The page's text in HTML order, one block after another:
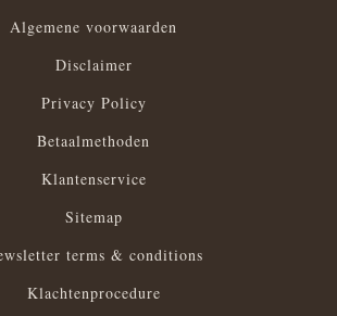
Algemene voorwaarden
Disclaimer
Privacy Policy
Betaalmethoden
Klantenservice
Sitemap
terms & conditions
Klachtenprocedure